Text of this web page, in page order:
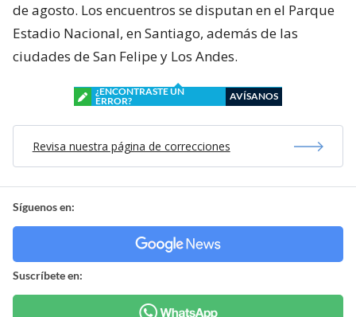
de agosto. Los encuentros se disputan en el Parque
Estadio Nacional, en Santiago, además de las
ciudades de San Felipe y Los Andes.
¿ENCONTRASTE UN
ERROR?
AVÍSANOS
Revisa nuestra página de correcciones
Síguenos en:
Suscríbete en: